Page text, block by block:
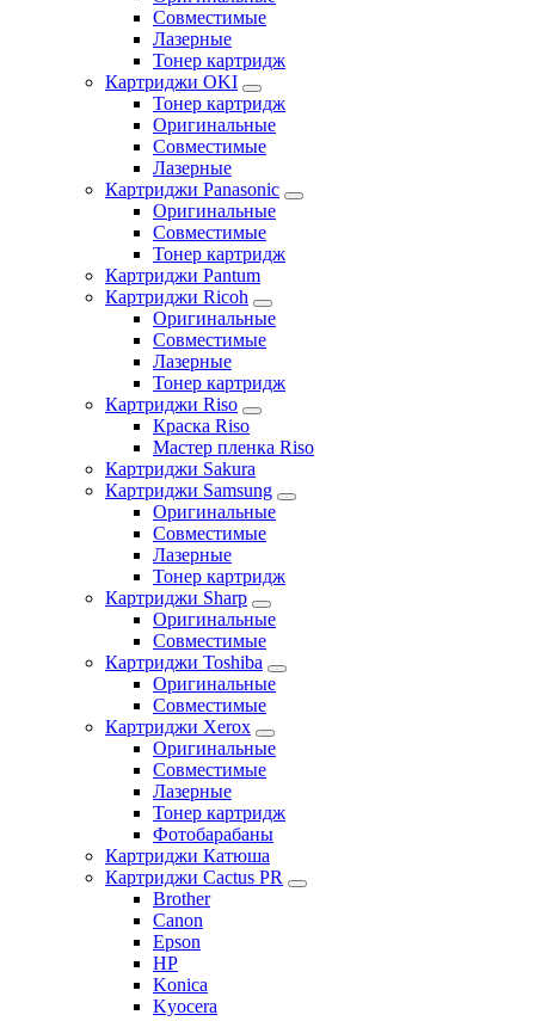
Совместимые
Лазерные
Тонер картридж
Картриджи OKI
Тонер картридж
Оригинальные
Совместимые
Лазерные
Картриджи Panasonic
Оригинальные
Совместимые
Тонер картридж
Картриджи Pantum
Картриджи Ricoh
Оригинальные
Совместимые
Лазерные
Тонер картридж
Картриджи Riso
Краска Riso
Мастер пленка Riso
Картриджи Sakura
Картриджи Samsung
Оригинальные
Совместимые
Лазерные
Тонер картридж
Картриджи Sharp
Оригинальные
Совместимые
Картриджи Toshiba
Оригинальные
Совместимые
Картриджи Xerox
Оригинальные
Совместимые
Лазерные
Тонер картридж
Фотобарабаны
Картриджи Катюша
Картриджи Cactus PR
Brother
Canon
Epson
HP
Konica
Kyocera